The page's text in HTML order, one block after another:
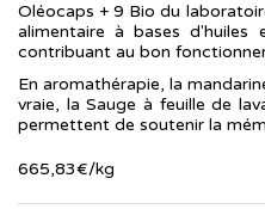
Oléocaps + 9 Bio du
alimentaire à bases d'huiles
contribuant au bon
En aromathérapie, la
vraie, la Sauge à feuille de
permettent de soutenir la
665,83€/kg